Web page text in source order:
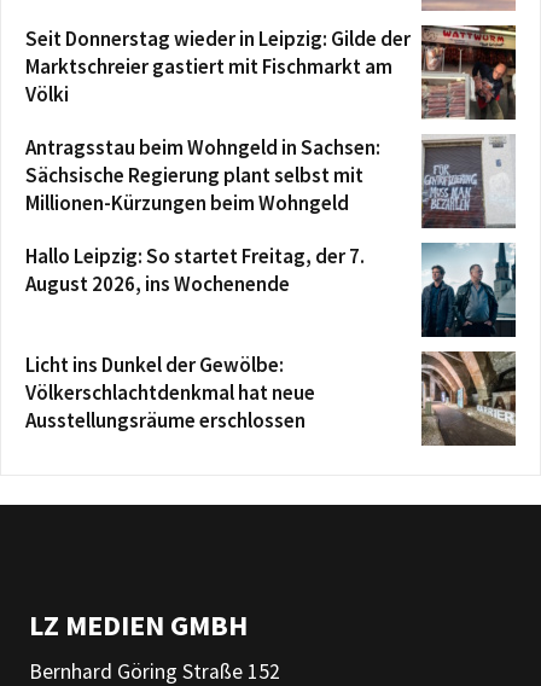
Seit Donnerstag wieder in Leipzig: Gilde der
Marktschreier gastiert mit Fischmarkt am
Völki
Antragsstau beim Wohngeld in Sachsen:
Sächsische Regierung plant selbst mit
Millionen-Kürzungen beim Wohngeld
Hallo Leipzig: So startet Freitag, der 7.
August 2026, ins Wochenende
Licht ins Dunkel der Gewölbe:
Völkerschlachtdenkmal hat neue
Ausstellungsräume erschlossen
LZ MEDIEN GMBH
Bernhard Göring Straße 152